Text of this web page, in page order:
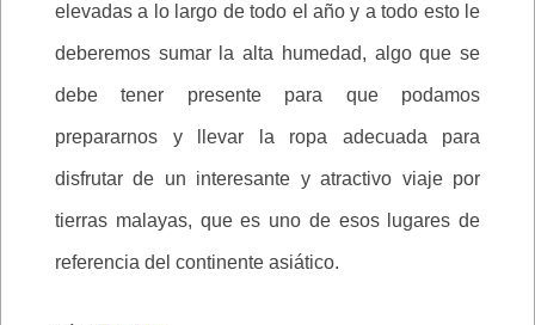
elevadas a lo largo de todo el año y a todo esto le
deberemos sumar la alta humedad, algo que se
debe tener presente para que podamos
prepararnos y llevar la ropa adecuada para
disfrutar de un interesante y atractivo viaje por
tierras malayas, que es uno de esos lugares de
referencia del continente asiático.